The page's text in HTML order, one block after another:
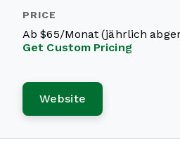
Ab $65/Monat (jährlich
Get Custom Pricing
Website